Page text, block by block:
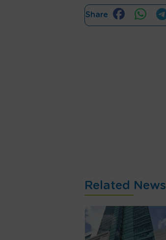
Share
Related News